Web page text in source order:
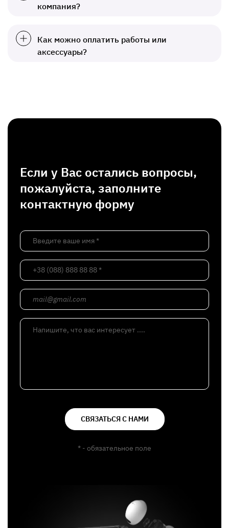
компания?
Как можно оплатить работы или
аксессуары?
Если у Вас остались вопросы,
пожалуйста, заполните
контактную форму
Введите ваше имя *
+38 (088) 888 88 88 *
mail@gmail.com
Напишите, что вас интересует ....
СВЯЗАТЬСЯ С НАМИ
* - обязательное поле